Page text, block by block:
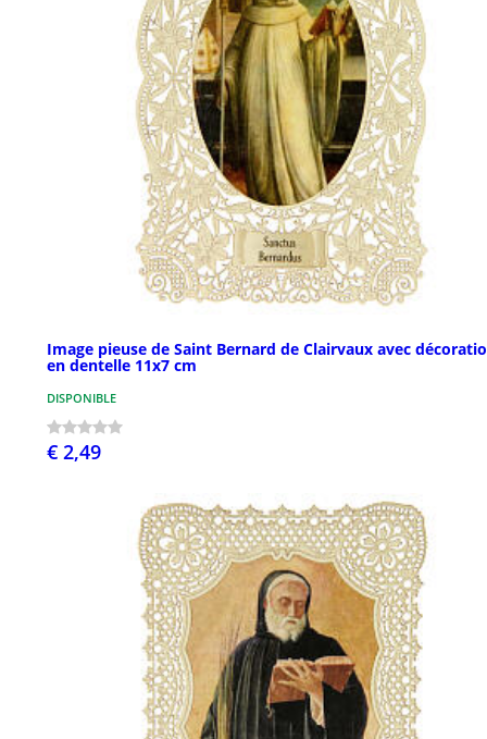
Image pieuse de Saint Bernard de Clairvaux avec
en dentelle 11x7 cm
DISPONIBLE
€ 2,49